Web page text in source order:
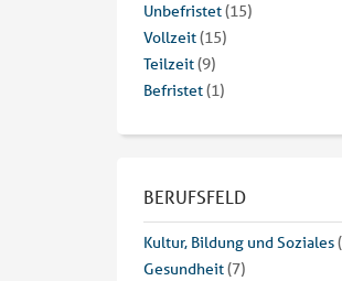
Unbefristet(15)
Vollzeit(15)
Teilzeit(9)
Befristet(1)
BERUFSFELD
Kultur, Bildung und Soziales
Gesundheit(7)